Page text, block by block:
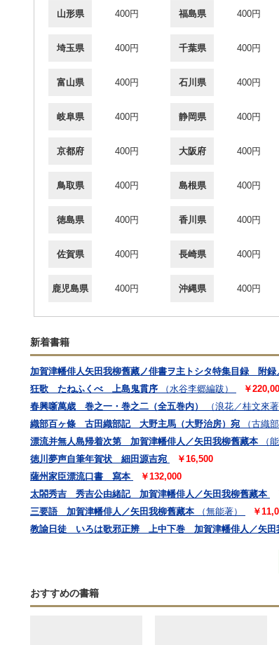
山形県 400円 福島県 400円
埼玉県 400円 千葉県 400円
富山県 400円 石川県 400円
岐阜県 400円 静岡県 400円
京都府 400円 大阪府 400円
鳥取県 400円 島根県 400円
徳島県 400円 香川県 400円
佐賀県 400円 長崎県 400円
鹿児島県 400円 沖縄県 400円
新着書籍
加賀津幡俳人矢田我柳舊藏ノ俳書ヲ主トシタ特集目録 附録
狂歌 たねふくべ 上島鬼貫序
（水谷李郷編跋）
￥
春興噺萬歳 巻之一・巻之二（全五巻内）
（浪花／桂文來著
織部百ヶ條 古田織部記 大野主馬（大野治房）宛
（古織
漂流并無人島帰着次第 加賀津幡俳人／矢田我柳舊藏本
（
徳川夢声自筆年賀状 細田源吉宛
￥16,500
薩州家臣漂流口書 寫本
￥132,000
太閤秀吉 秀吉公由緒記 加賀津幡俳人／矢田我柳舊藏本
三要語 加賀津幡俳人／矢田我柳舊藏本
（無能著）
￥
教諭日徒 いろは歌邪正辨 上中下巻 加賀津幡俳人／矢田
おすすめの書籍